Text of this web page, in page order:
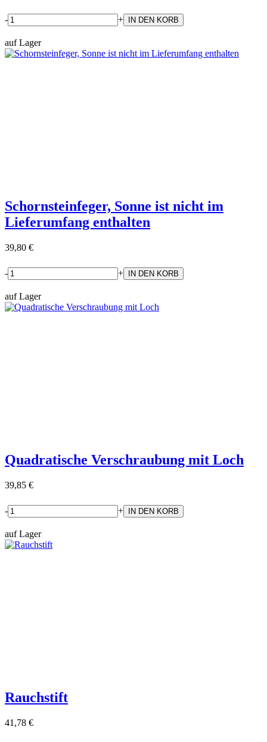
- +
auf Lager
Schornsteinfeger, Sonne ist nicht im
Lieferumfang enthalten
39,80 €
- +
auf Lager
Quadratische Verschraubung mit Loch
39,85 €
- +
auf Lager
Rauchstift
41,78 €